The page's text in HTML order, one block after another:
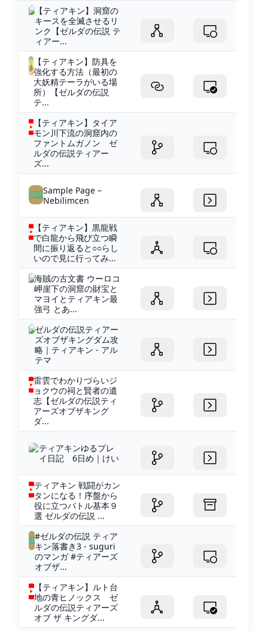
【ティアキン】洞窟の
キースを全滅させるリ
ンク【ゼルダの伝説 テ
ィアー...
【ティアキン】防具を
強化する方法（最初の
大妖精テーラがいる場
所）【ゼルダの伝説
テ...
【ティアキン】タイア
モン川下流の洞窟内の
ファントムガノン ゼ
ルダの伝説ティアー
ズ...
Sample Page –
Nebilimcen
【ティアキン】黒龍戦
で白龍から飛び立つ瞬
間に振り返ると○○らし
いので見に行ってみ...
海賊の古文書 ウーロコ
岬崖下の洞窟の財宝と
マヨイとティアキン最
強弓 とあ...
ゼルダの伝説ティアー
ズオブザキングダム攻
略｜ティアキン - アル
テマ
雷雲でわかりづらいジ
ョクウの祠と賢者の遺
志【ゼルダの伝説ティ
アーズオブザキング
ダ...
ティアキンゆるプレ
イ日記 6日め｜けい
ティアキン 戦闘がカン
タンになる！序盤から
役に立つバトル基本９
選 ゼルダの伝説 ...
#ゼルダの伝説 ティア
キン落書き3 - suguri
のマンガ #ティアーズ
オブザ...
【ティアキン】ルト台
地の青ヒノックス ゼ
ルダの伝説ティアーズ
オブ ザ キングダ...